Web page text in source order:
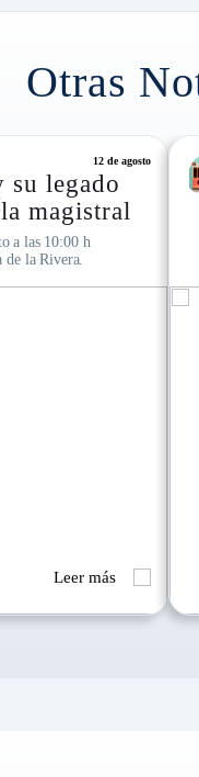
Otras
7 de agosto
vínculos
de una vida
Leer más